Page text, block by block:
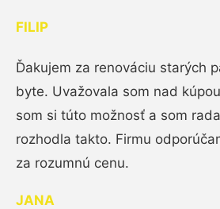
FILIP
Ďakujem za renováciu starých
byte. Uvažovala som nad
som si túto možnosť a som
rozhodla takto. Firmu
za rozumnú cenu.
JANA